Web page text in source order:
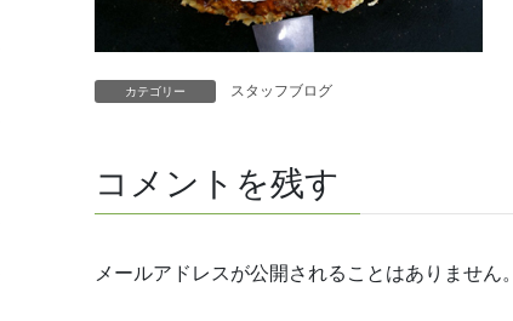
カテゴリー スタッフブログ
コメントを残す
メールアドレスが公開されることはありません。